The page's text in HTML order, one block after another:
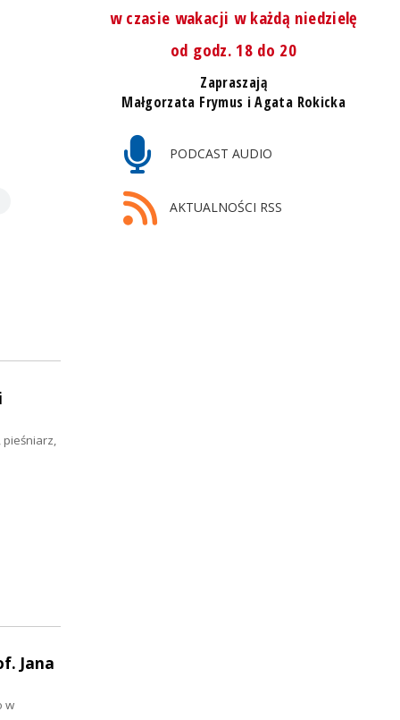
w czasie wakacji w każdą niedzielę
od godz. 18 do 20
Zapraszają
Małgorzata Frymus i Agata Rokicka
PODCAST AUDIO
AKTUALNOŚCI RSS
pieśniarz,
Jana
w